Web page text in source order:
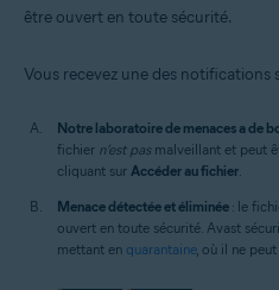
être ouvert en toute sécurité.
Vous recevez une des notifications
Notre laboratoire de menaces a de
fichier n’est pasmalveillant et peut
cliquant sur Accéder au fichier
Menace détectée et éliminée : le
ouvert en toute sécurité. Avast
mettant en quarantaine, où il ne